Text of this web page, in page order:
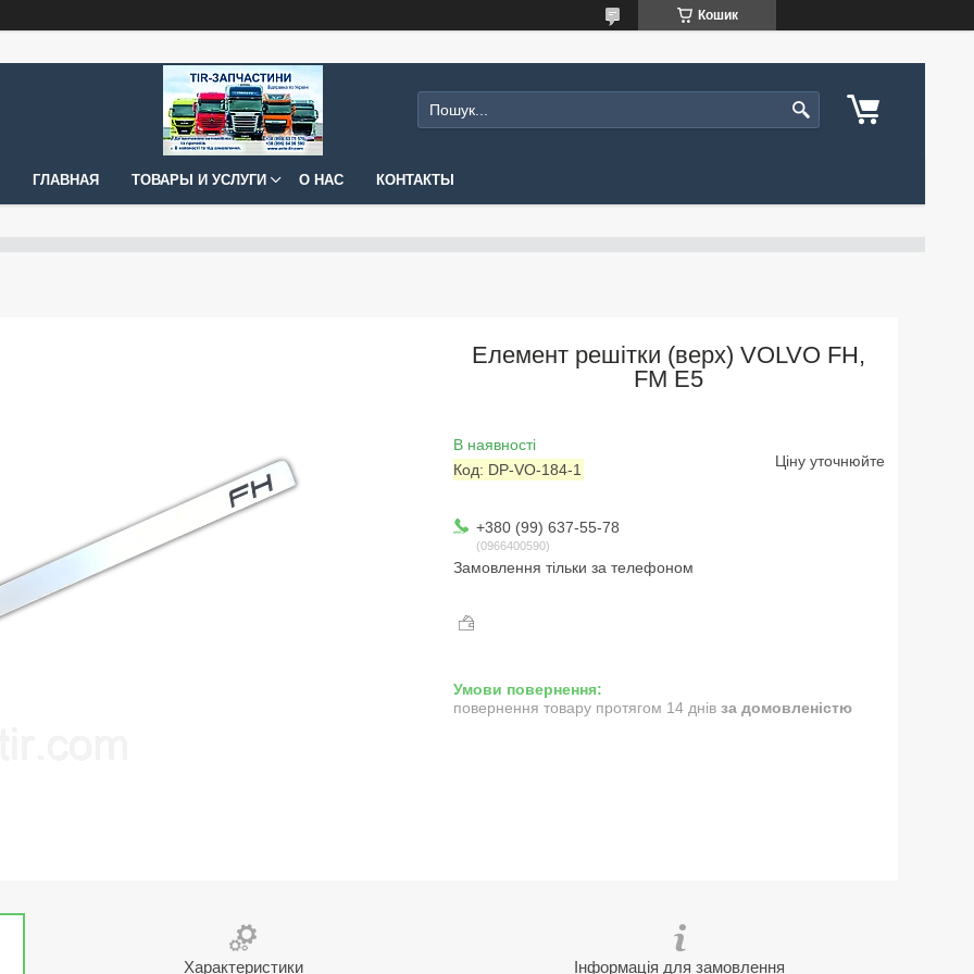
Кошик
ГЛАВНАЯ ТОВАРЫ И УСЛУГИ О НАС КОНТАКТЫ
Елемент решітки (верх) VOLVO FH,
FM E5
В наявності
Код: DP-VO-184-1 Ціну уточнюйте
+380 (99) 637-55-78
0966400590
Замовлення тільки за телефоном
повернення товару протягом 14 днів за домовленістю
Характеристики Інформація для замовлення